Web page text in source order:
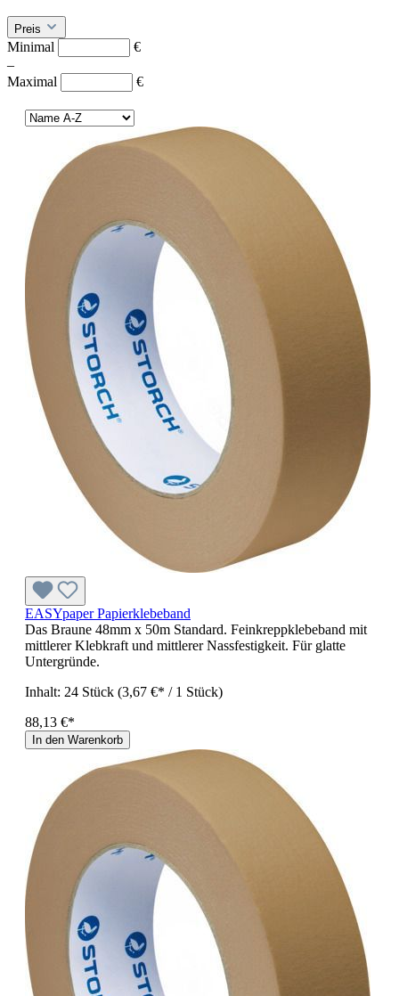
Preis
Minimal
€
–
Maximal
€
EASYpaper Papierklebeband
Das Braune 48mm x 50m Standard. Feinkreppklebeband mit
mittlerer Klebkraft und mittlerer Nassfestigkeit. Für glatte
Untergründe.
Inhalt: 24 Stück (3,67 €* / 1 Stück)
88,13 €*
In den Warenkorb